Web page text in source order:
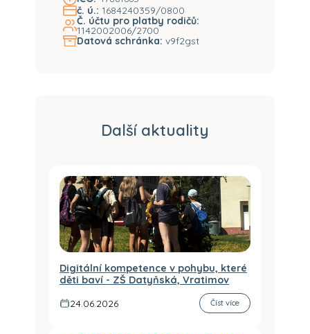
č. ú.: 1684240359/0800
Č. účtu pro platby rodičů:
1142002006/2700
Datová schránka: v9f2gst
Další aktuality
Digitální kompetence v pohybu, které
děti baví - ZŠ Datyňská, Vratimov
24.06.2026
Číst více